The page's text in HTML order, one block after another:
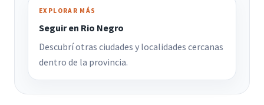
EXPLORAR MÁS
Seguir en Rio Negro
Descubrí otras ciudades y localidades cercanas
dentro de la provincia.